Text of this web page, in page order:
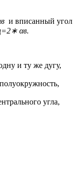
и вписанный угол
αв.
и ту же дугу,
угла,